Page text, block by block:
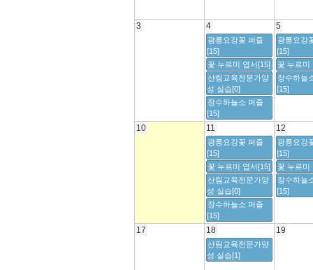
3 4 5
10 11 12
17 18 19
광릉요강꽃 퍼즐
[15]
광릉요강
[15]
꽃 누르미 엽서[15]
꽃 누르미
산림교육전문가양
성 실습[0]
장수하늘
[15]
장수하늘소 퍼즐
[15]
광릉요강꽃 퍼즐
[15]
광릉요강
[15]
꽃 누르미 엽서[15]
꽃 누르미
산림교육전문가양
성 실습[0]
장수하늘
[15]
장수하늘소 퍼즐
[15]
산림교육전문가양
성 실습[1]